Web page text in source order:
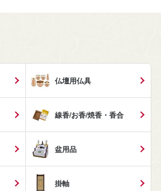
仏壇用仏具
線香/お香/焼香・香合
盆用品
掛軸